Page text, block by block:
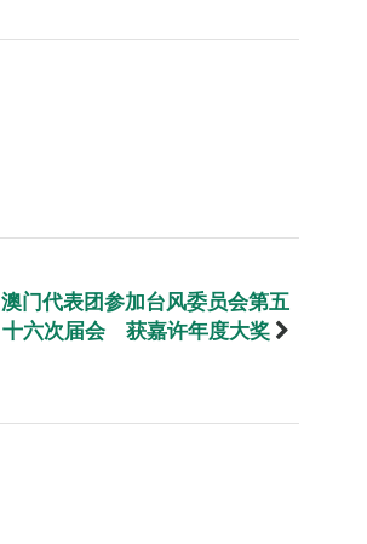
澳门代表团参加台风委员会第五
十六次届会 获嘉许年度大奖